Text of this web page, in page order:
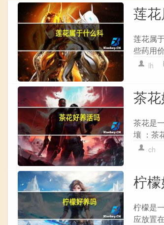
莲
莲花属
些药用
lh
茶
茶花是
壤 ：茶
ch
柠
柠檬是
应放置